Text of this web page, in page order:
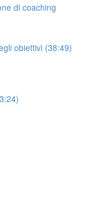
di coaching
obiettivi (38:49)